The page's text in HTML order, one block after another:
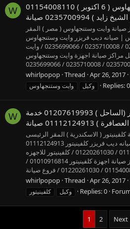
W
اسرع صيانة وايت وستنجهاوس ( 6 اكتوبر ) 01154008110
) 0235700994 صيانة
صيانة وايت وستنجهاوس ( مصر ) المقر
| صيانه ديب فريزر وايت وستنجهاوس
01112124913 |0235700994 / 0235710008 / 0235699066 / وايت
مراكز صيانة اجهزة وايت وستنجهاوس
whirlpopop Thread Apr 26, 2017
وايت وستنجهاوس
وكيل Replies: 0
W
اسرع صيانة كلفينيتور (الساحل ) 01207619993 خدمة
01112124913 صيانة
كلفينيتور ( الاسكندرية ) المقر الرئيسى
صيانه كلفينيتور| صيانه ديب فريزر كلفينيتور 01112124913
|01010916814 / 01154008110 / 01220261030 / كلفينيتور للاجهزه
المنزلية دليل مراكز صيانة اجهزة كلفينيتور 01010916814 /
whirlpopop Thread Apr 26, 2017
كلفينيتور
وكيل Replies: 0
1 2 Next